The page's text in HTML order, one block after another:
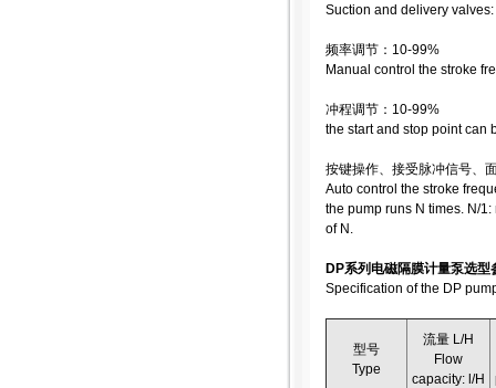
Suction and delivery
频率调节：10-99%
Manual control the stroke
冲程调节：10-99%
the start and stop point can
按键操作、接受脉冲信号、
Auto control the stroke
the pump runs N times. N/
of N.
DP系列电磁隔膜计量泵选型
Specification of the DP
型号
Type
流量 L/H
Flow
capacity: l/H